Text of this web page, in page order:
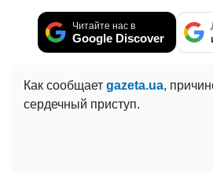
Читайте нас в
Google Discover
Как сообщает gazeta.ua,
сердечный приступ.